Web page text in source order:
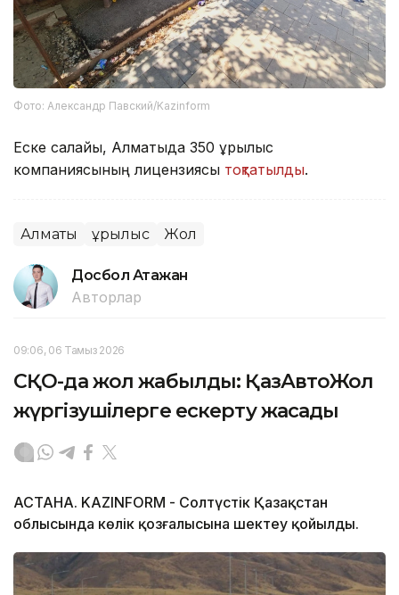
Фото: Александр Павский/Kazinform
Еске салайық, Алматыда 350 құрылыс
компаниясының лицензиясы тоқтатылды.
Алматы Құрылыс Жол
Досбол Атажан
Авторлар
09:06, 06 Тамыз 2026
СҚО-да жол жабылды: ҚазАвтоЖол
жүргізушілерге ескерту жасады
АСТАНА. KAZINFORM - Солтүстік Қазақстан
облысында көлік қозғалысына шектеу қойылды.